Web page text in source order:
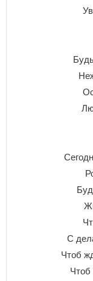
С
Чтоб
Чтоб